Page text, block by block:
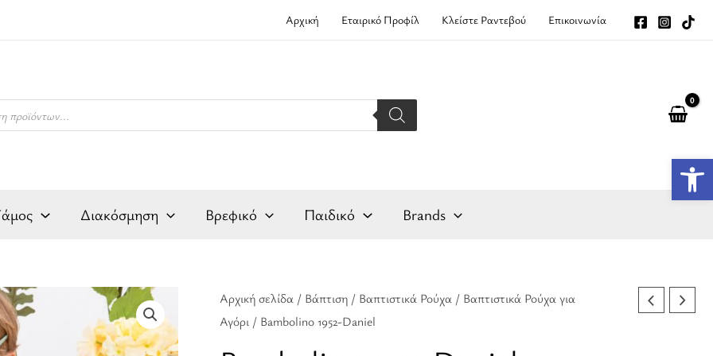
Αρχική Εταιρικό Προφίλ Κλείστε Ραντεβού Επικοινωνία
Διακόσμηση Βρεφικό Παιδικό Brands
Αρχική σελίδα / Βάπτιση / Βαπτιστικά Ρούχα / Βαπτιστικά Ρούχα για
Αγόρι / Bambolino 1952-Daniel
OriginalΗ
Bambolino
1952-
Daniel